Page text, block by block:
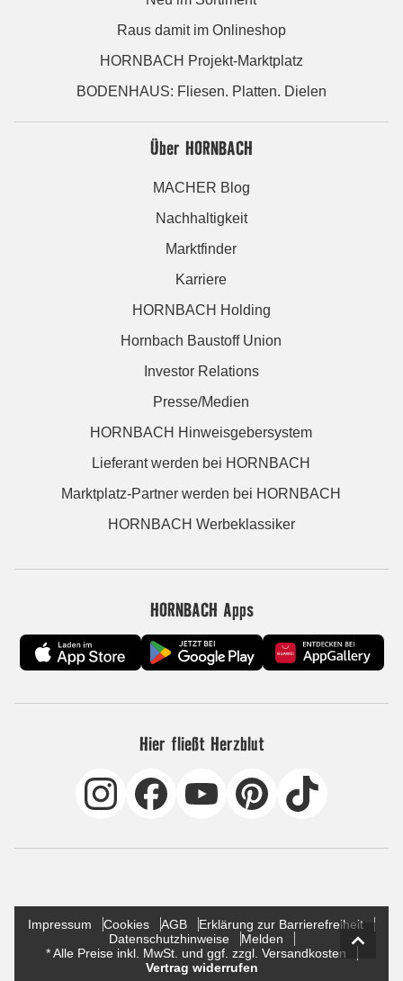
Raus damit im Onlineshop
HORNBACH Projekt-Marktplatz
BODENHAUS: Fliesen. Platten. Dielen
Über HORNBACH
MACHER Blog
Nachhaltigkeit
Marktfinder
Karriere
HORNBACH Holding
Hornbach Baustoff Union
Investor Relations
Presse/Medien
HORNBACH Hinweisgebersystem
Lieferant werden bei HORNBACH
Marktplatz-Partner werden bei HORNBACH
HORNBACH Werbeklassiker
HORNBACH Apps
Hier fließt Herzblut
Impressum Cookies AGB
Erklärung zur Barrierefreiheit
Datenschutzhinweise
Melden
* Alle Preise inkl. MwSt. und ggf. zzgl. Versandkosten
Vertrag widerrufen